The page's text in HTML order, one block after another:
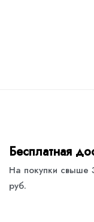
Бесплатная
На покупки свыше
руб.